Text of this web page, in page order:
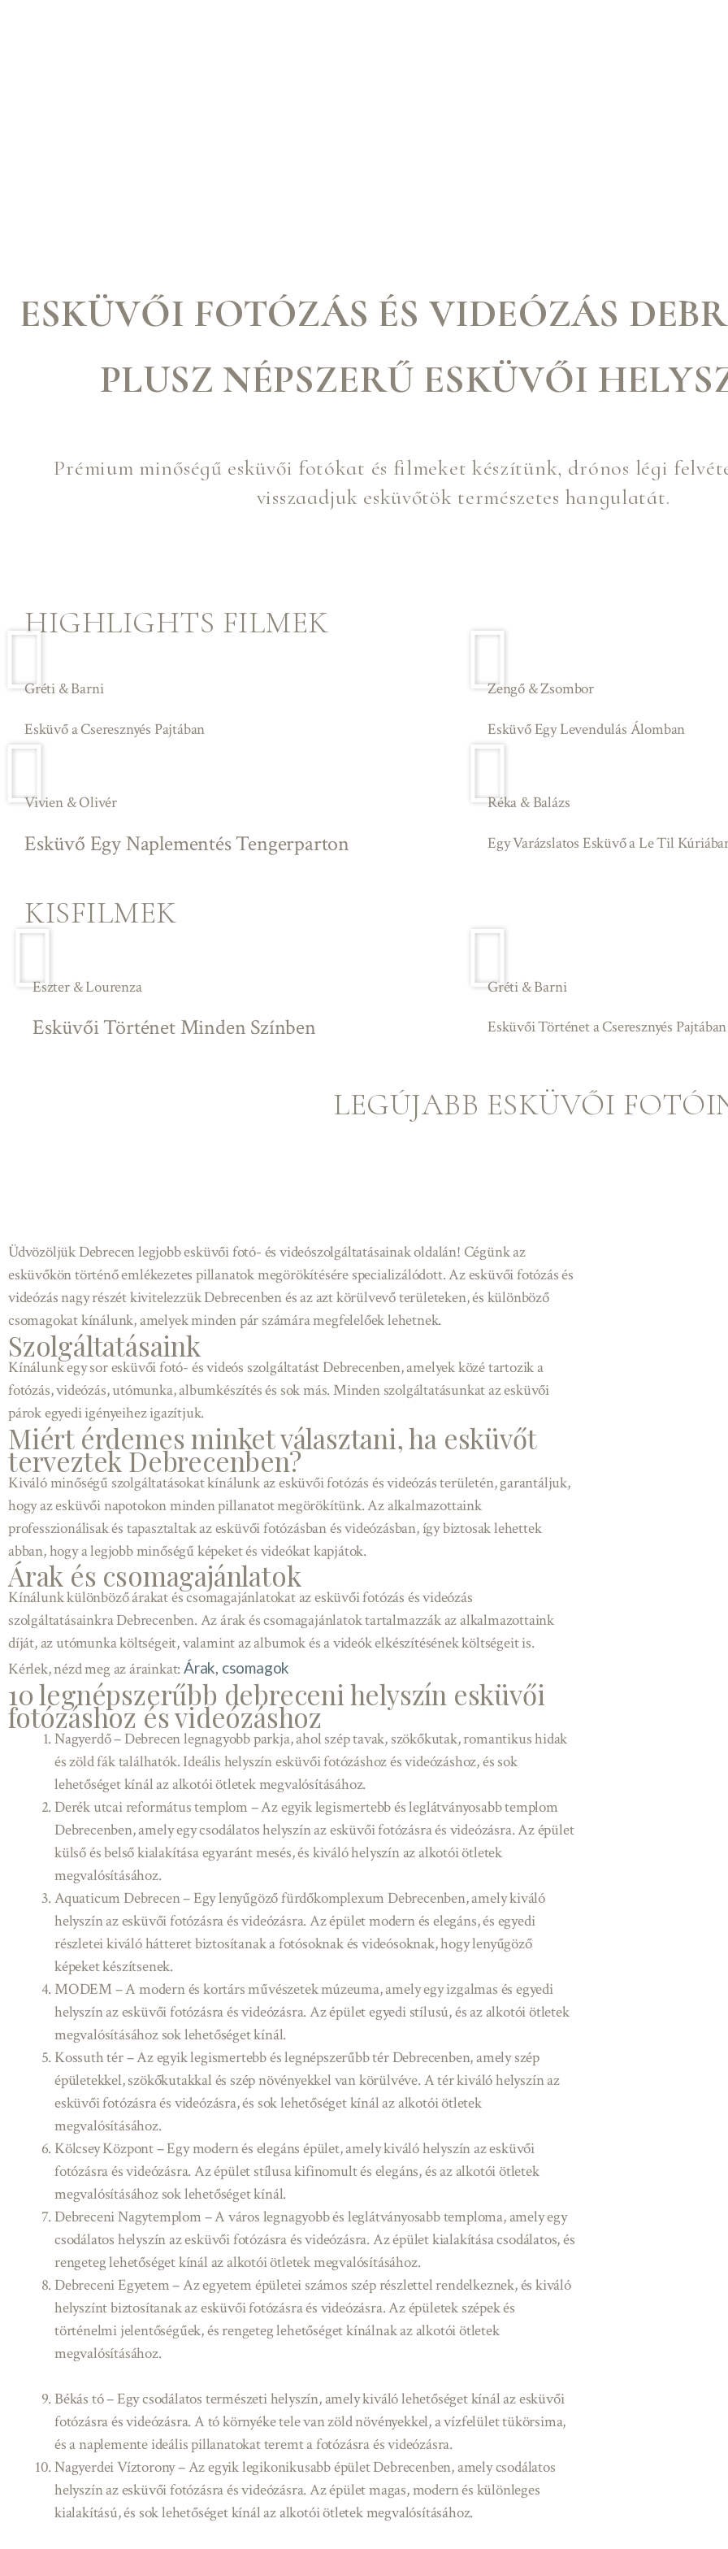
ESKÜVŐI FOTÓZÁS ÉS VIDEÓZÁS
PLUSZ NÉPSZERŰ ESKÜVŐI
Prémium minőségű esküvői fotókat és filmeket készítünk, drónos légi
visszaadjuk esküvőtök természetes hangulatát.
HIGHLIGHTS FILMEK
Gréti & Barni
Esküvő a Cseresznyés Pajtában
Zengő & Zsombor
Esküvő Egy Levendulás Álomban
Vivien & Olivér
Esküvő Egy Naplementés Tengerparton
Réka & Balázs
Egy Varázslatos Esküvő a Le Til
KISFILMEK
Eszter & Lourenza
Esküvői Történet Minden Színben
Gréti & Barni
Esküvői Történet a Cseresznyés Pajtában
LEGÚJABB ESKÜVŐI
Üdvözöljük Debrecen legjobb esküvői fotó- és videószolgáltatásainak oldalán! Cégünk az
esküvőkön történő emlékezetes pillanatok megörökítésére specializálódott. Az esküvői fotózás és
videózás nagy részét kivitelezzük Debrecenben és az azt körülvevő területeken, és különböző
csomagokat kínálunk, amelyek minden pár számára megfelelőek lehetnek.
Szolgáltatásaink
Kínálunk egy sor esküvői fotó- és videós szolgáltatást Debrecenben, amelyek közé tartozik a
fotózás, videózás, utómunka, albumkészítés és sok más. Minden szolgáltatásunkat az esküvői
párok egyedi igényeihez igazítjuk.
Miért érdemes minket választani, ha esküvőt
terveztek Debrecenben?
Kiváló minőségű szolgáltatásokat kínálunk az esküvői fotózás és videózás területén, garantáljuk,
hogy az esküvői napotokon minden pillanatot megörökítünk. Az alkalmazottaink
professzionálisak és tapasztaltak az esküvői fotózásban és videózásban, így biztosak lehettek
abban, hogy a legjobb minőségű képeket és videókat kapjátok.
Árak és csomagajánlatok
Kínálunk különböző árakat és csomagajánlatokat az esküvői fotózás és videózás
szolgáltatásainkra Debrecenben. Az árak és csomagajánlatok tartalmazzák az alkalmazottaink
díját, az utómunka költségeit, valamint az albumok és a videók elkészítésének költségeit is.
Kérlek, nézd meg az árainkat:Árak, csomagok
10 legnépszerűbb debreceni helyszín esküvői
fotózáshoz és videózáshoz
Nagyerdő – Debrecen legnagyobb parkja, ahol szép tavak, szökőkutak, romantikus hidak
és zöld fák találhatók. Ideális helyszín esküvői fotózáshoz és videózáshoz, és sok
lehetőséget kínál az alkotói ötletek megvalósításához.
Derék utcai református templom – Az egyik legismertebb és leglátványosabb templom
Debrecenben, amely egy csodálatos helyszín az esküvői fotózásra és videózásra. Az épület
külső és belső kialakítása egyaránt mesés, és kiváló helyszín az alkotói ötletek
megvalósításához.
Aquaticum Debrecen – Egy lenyűgöző fürdőkomplexum Debrecenben, amely kiváló
helyszín az esküvői fotózásra és videózásra. Az épület modern és elegáns, és egyedi
részletei kiváló hátteret biztosítanak a fotósoknak és videósoknak, hogy lenyűgöző
képeket készítsenek.
MODEM – A modern és kortárs művészetek múzeuma, amely egy izgalmas és egyedi
helyszín az esküvői fotózásra és videózásra. Az épület egyedi stílusú, és az alkotói ötletek
megvalósításához sok lehetőséget kínál.
Kossuth tér – Az egyik legismertebb és legnépszerűbb tér Debrecenben, amely szép
épületekkel, szökőkutakkal és szép növényekkel van körülvéve. A tér kiváló helyszín az
esküvői fotózásra és videózásra, és sok lehetőséget kínál az alkotói ötletek
megvalósításához.
Kölcsey Központ – Egy modern és elegáns épület, amely kiváló helyszín az esküvői
fotózásra és videózásra. Az épület stílusa kifinomult és elegáns, és az alkotói ötletek
megvalósításához sok lehetőséget kínál.
Debreceni Nagytemplom – A város legnagyobb és leglátványosabb temploma, amely egy
csodálatos helyszín az esküvői fotózásra és videózásra. Az épület kialakítása csodálatos, és
rengeteg lehetőséget kínál az alkotói ötletek megvalósításához.
Debreceni Egyetem – Az egyetem épületei számos szép részlettel rendelkeznek, és kiváló
helyszínt biztosítanak az esküvői fotózásra és videózásra. Az épületek szépek és
történelmi jelentőségűek, és rengeteg lehetőséget kínálnak az alkotói ötletek
megvalósításához.
Békás tó – Egy csodálatos természeti helyszín, amely kiváló lehetőséget kínál az esküvői
fotózásra és videózásra. A tó környéke tele van zöld növényekkel, a vízfelület tükörsima,
és a naplemente ideális pillanatokat teremt a fotózásra és videózásra.
Nagyerdei Víztorony – Az egyik legikonikusabb épület Debrecenben, amely csodálatos
helyszín az esküvői fotózásra és videózásra. Az épület magas, modern és különleges
kialakítású, és sok lehetőséget kínál az alkotói ötletek megvalósításához.